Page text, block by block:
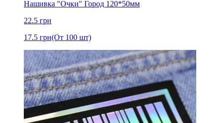
Нашивка "Очки" Город 120*50мм
22.5 грн
17.5 грн(От 100 шт)